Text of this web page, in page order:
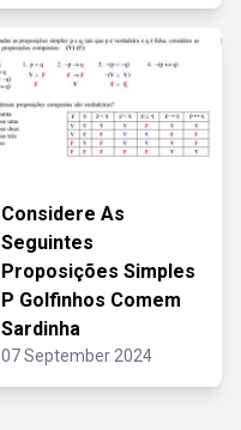
Considere As
Seguintes
Proposições Simples
P Golfinhos Comem
Sardinha
07 September 2024